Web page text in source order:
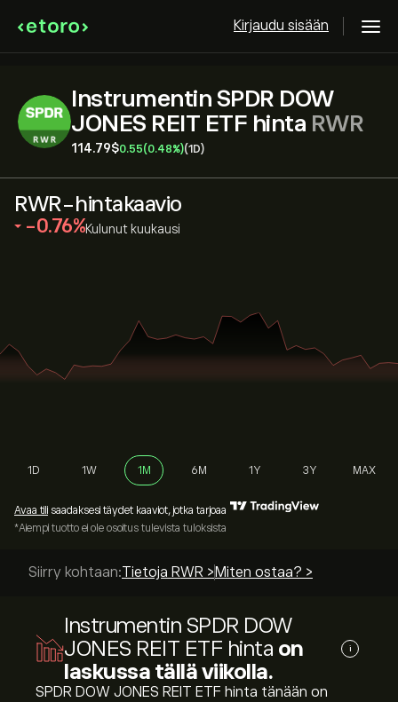
Kirjaudu sisään
Instrumentin SPDR DOW
JONES REIT ETF hinta RWR
114.79‎$‎0.55(0.48%)(1D)
RWR-hintakaavio
‎-0.76‎ Kulunut kuukausi
1D 1W 1M 6M 1Y 3Y MAX
Avaa tili saadaksesi täydet kaaviot, jotka tarjoaa
*Aiempi tuotto ei ole osoitus tulevista tuloksista
Siirry kohtaan:Tietoja RWR > Miten ostaa? >
Instrumentin SPDR DOW
JONES REIT ETF hinta on
laskussa tällä viikolla.
i
SPDR DOW JONES REIT ETF hinta tänään on